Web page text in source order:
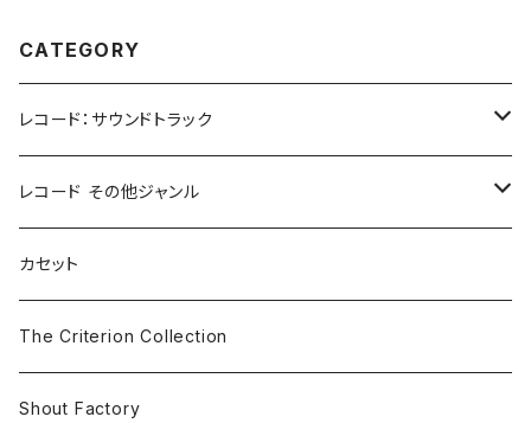
CATEGORY
レコード：サウンドトラック
ホラー/スリラー
SF
ドラマ/ロマンス
アクション/クライム
レコード その他ジャンル
Rock & Pop
The Smiths
Iron and Wine
Classical
Electronic & Ambient
カセット
The Criterion Collection
Shout Factory